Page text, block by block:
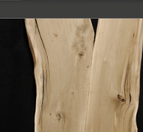
PODOBNE PRODUKTY
Blat dębowy z
krawędzią naturalną